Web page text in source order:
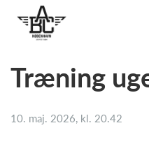
Træning
10. maj. 2026, kl. 20.42